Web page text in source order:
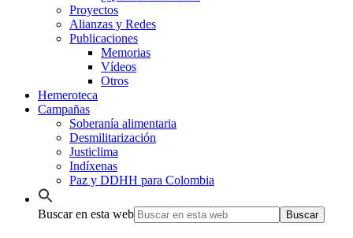
Proyectos
Alianzas y Redes
Publicaciones
Memorias
Vídeos
Otros
Hemeroteca
Campañas
Soberanía alimentaria
Desmilitarización
Justiclima
Indíxenas
Paz y DDHH para Colombia
Buscar en esta web